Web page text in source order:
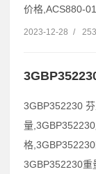
价格,ACS880-
2023-12-28 /
3GBP352230
量
格
3GBP352230重